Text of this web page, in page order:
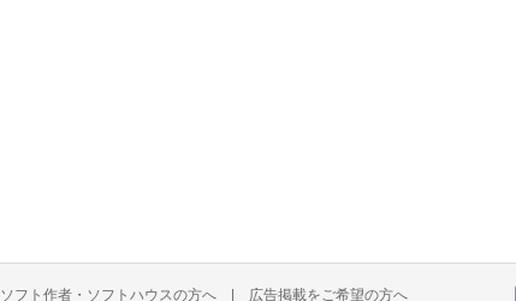
ソフト作者・ソフトハウスの方へ | 広告掲載をご希望の方へ